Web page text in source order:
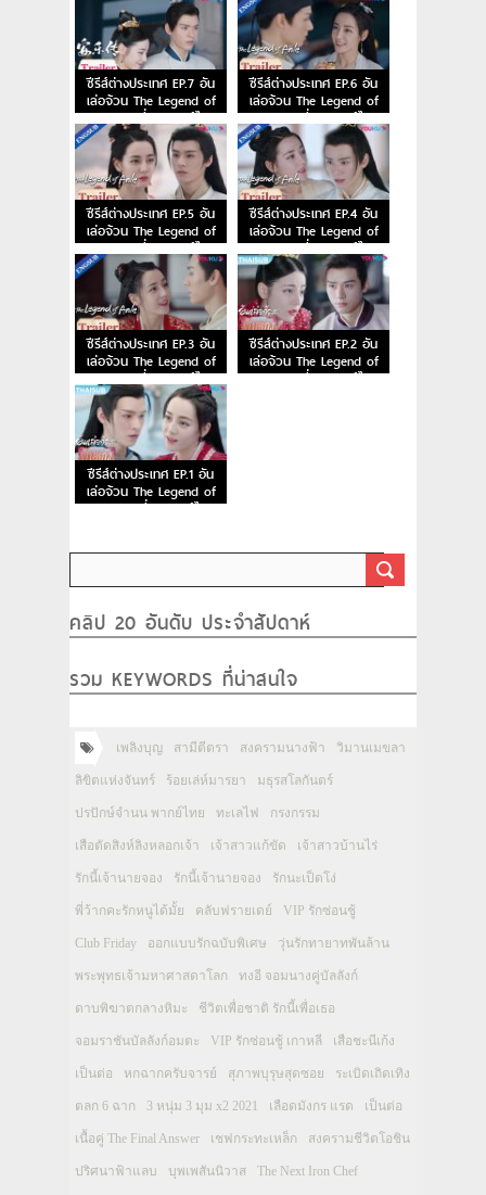
ซีรีส์ต่างประเทศ EP.7 อัน
เล่อจ้วน The Legend of
Anle ตอนที่ 7 พากย์ไทย
ซีรีส์ต่างประเทศ EP.6 อัน
เล่อจ้วน The Legend of
Anle ตอนที่ 6 พากย์ไทย
ซีรีส์ต่างประเทศ EP.5 อัน
เล่อจ้วน The Legend of
Anle ตอนที่ 5 พากย์ไทย
ซีรีส์ต่างประเทศ EP.4 อัน
เล่อจ้วน The Legend of
Anle ตอนที่ 4 พากย์ไทย
ซีรีส์ต่างประเทศ EP.3 อัน
เล่อจ้วน The Legend of
Anle ตอนที่ 3 พากย์ไทย
ซีรีส์ต่างประเทศ EP.2 อัน
เล่อจ้วน The Legend of
Anle ตอนที่ 2 พากย์ไทย
ซีรีส์ต่างประเทศ EP.1 อัน
เล่อจ้วน The Legend of
Anle ตอนที่ 1 พากย์ไทย
คลิป 20 อันดับ ประจำสัปดาห์
รวม KEYWORDS ที่น่าสนใจ
เพลิงบุญ สามีตีตรา สงครามนางฟ้า วิมานเมขลา
ลิขิตแห่งจันทร์ ร้อยเล่ห์มารยา มธุรสโลกันตร์
ปรปักษ์จำนน พากย์ไทย ทะเลไฟ กรงกรรม
เสือตัดสิงห์ลิงหลอกเจ้า เจ้าสาวแก้ขัด เจ้าสาวบ้านไร่
รักนี้เจ้านายจอง รักนี้เจ้านายจอง รักนะเป็ดโง่
พี่ว้ากคะรักหนูได้มั้ย คลับฟรายเดย์ VIP รักซ่อนชู้
Club Friday ออกแบบรักฉบับพิเศษ วุ่นรักทายาทพันล้าน
พระพุทธเจ้ามหาศาสดาโลก ทงอี จอมนางคู่บัลลังก์
ดาบพิฆาตกลางหิมะ ชีวิตเพื่อชาติ รักนี้เพื่อเธอ
จอมราชันบัลลังก์อมตะ VIP รักซ่อนชู้ เกาหลี เสือชะนีเก้ง
เป็นต่อ หกฉากครับจารย์ สุภาพบุรุษสุดซอย ระเบิดเถิดเทิง
ตลก 6 ฉาก 3 หนุ่ม 3 มุม x2 2021 เลือดมังกร แรด เป็นต่อ
เนื้อคู่ The Final Answer เชฟกระทะเหล็ก สงครามชีวิตโอชิน
ปริศนาฟ้าแลบ บุพเพสันนิวาส The Next Iron Chef